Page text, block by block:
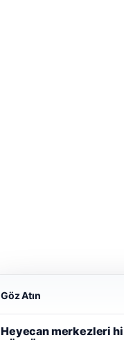
Göz Atın
Heyecan merkezleri